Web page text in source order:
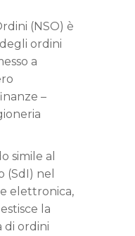
(NSO) è
ordini
a
–
simile al
(SdI) nel
elettronica,
la
di ordini